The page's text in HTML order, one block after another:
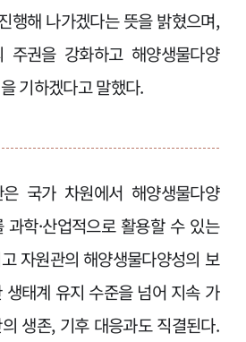
행해 나가겠다는 뜻을 밝혔으며,
주권을 강화하고 해양생물다양
기하겠다고 말했다.
은 국가 차원에서 해양생물다양
학·산업적으로 활용할 수 있는
자원관의 해양생물다양성의 보
태계 유지 수준을 넘어 지속 가
생존, 기후 대응과도 직결된다.